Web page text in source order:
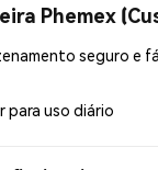
Phemex
seguro e
para uso diário